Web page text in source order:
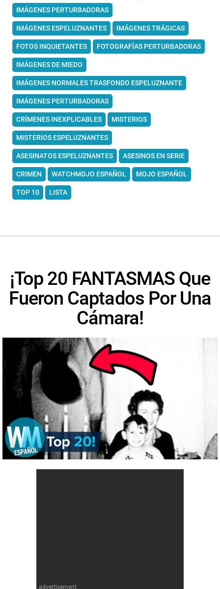
IMÁGENES PERTURBADORAS
IMÁGENES ESPELUZNANTES IMÁGENES TRÁGICAS
FOTOS INQUIETANTES FOTOGRAFÍAS PERTURBADORAS
IMÁGENES DE MIEDO
IMÁGENES NORMALES TRASFONDO ESPELUZNANTE
IMÁGENES PERTURBADORAS
CRÍMENES INEXPLICABLES MISTERIOS
MISTERIOS ESPELUZNANTES
ASESINATOS ESPELUZNANTES ASESINOS EN SERIE
CRIMEN WATCHMOJO ESPAÑOL MOJO ESPAÑOL
TOP 10 LISTA
¡Top 20 FANTASMAS Que
Fueron Captados Por Una
Cámara!
advertisement